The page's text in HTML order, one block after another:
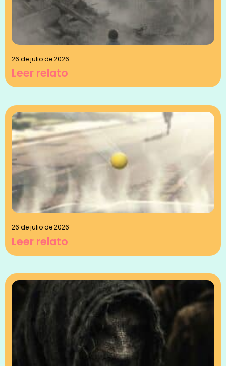
26 de julio de 2026
Leer relato
26 de julio de 2026
Leer relato